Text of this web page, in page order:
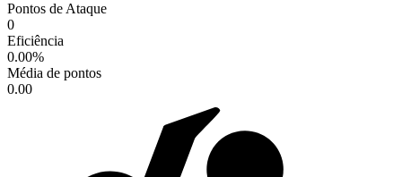
Pontos de Ataque
0
Eficiência
0.00%
Média de pontos
0.00